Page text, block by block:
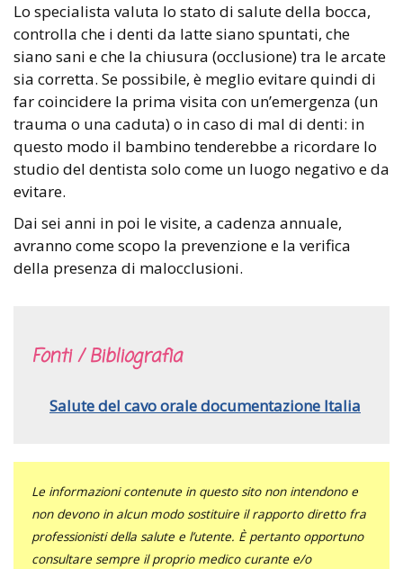
Lo specialista valuta lo stato di salute della bocca,
controlla che i denti da latte siano spuntati, che
siano sani e che la chiusura (occlusione) tra le arcate
sia corretta. Se possibile, è meglio evitare quindi di
far coincidere la prima visita con un’emergenza (un
trauma o una caduta) o in caso di mal di denti: in
questo modo il bambino tenderebbe a ricordare lo
studio del dentista solo come un luogo negativo e da
evitare.
Dai sei anni in poi le visite, a cadenza annuale,
avranno come scopo la prevenzione e la verifica
della presenza di malocclusioni.
Fonti / Bibliografia
Salute del cavo orale documentazione Italia
Le informazioni contenute in questo sito non intendono e
non devono in alcun modo sostituire il rapporto diretto fra
professionisti della salute e l’utente. È pertanto opportuno
consultare sempre il proprio medico curante e/o